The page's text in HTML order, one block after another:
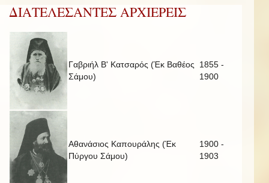
ΔΙΑΤΕΛΕΣΑΝΤΕΣ ΑΡΧΙΕΡΕΙΣ
Γαβριήλ Β' Κατσαρός (Έκ Βαθέος
Σάμου)
1855 -
1900
Αθανάσιος Καπουράλης (Έκ
Πύργου Σάμου)
1900 -
1903